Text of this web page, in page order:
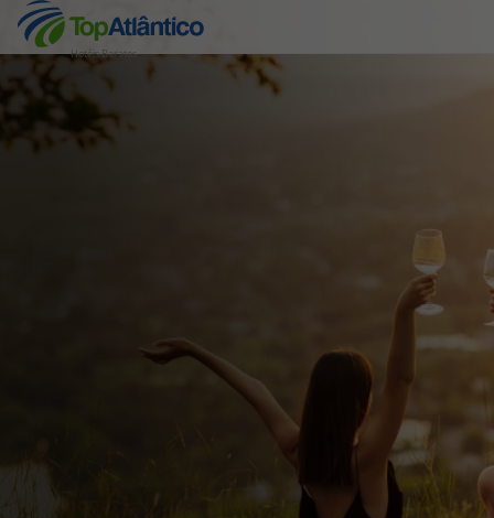
Hotéis Baratos
Destinos
Pacotes de Férias